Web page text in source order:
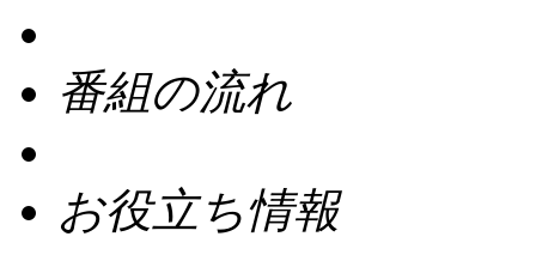
番組の流れ
お役立ち情報